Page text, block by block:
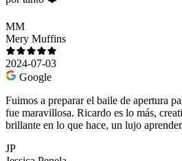
MM
Mery Muffins
2024-07-03
Google
Fuimos a preparar el baile de apertura
fue maravillosa. Ricardo es lo más,
brillante en lo que hace, un lujo
JP